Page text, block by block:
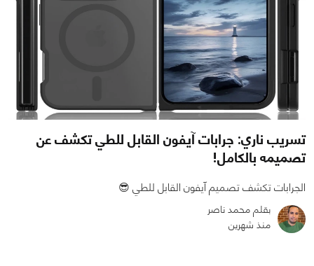
تسريب ناري: جرابات آيفون القابل للطي تكشف عن
تصميمه بالكامل!
الجرابات تكشف تصميم آيفون القابل للطي 😎
بقلم محمد ناصر
منذ شهرين